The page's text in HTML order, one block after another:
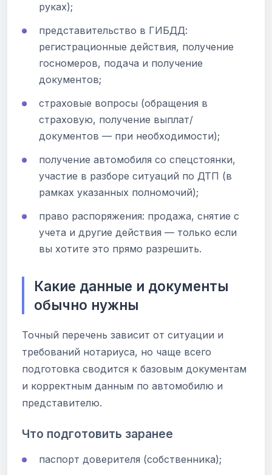
руках);
представительство в ГИБДД:
регистрационные действия, получение
госномеров, подача и получение
документов;
страховые вопросы (обращения в
страховую, получение выплат/
документов — при необходимости);
получение автомобиля со спецстоянки,
участие в разборе ситуаций по ДТП (в
рамках указанных полномочий);
право распоряжения: продажа, снятие с
учета и другие действия — только если
вы хотите это прямо разрешить.
Какие данные и документы
обычно нужны
Точный перечень зависит от ситуации и
требований нотариуса, но чаще всего
подготовка сводится к базовым документам
и корректным данным по автомобилю и
представителю.
Что подготовить заранее
паспорт доверителя (собственника);